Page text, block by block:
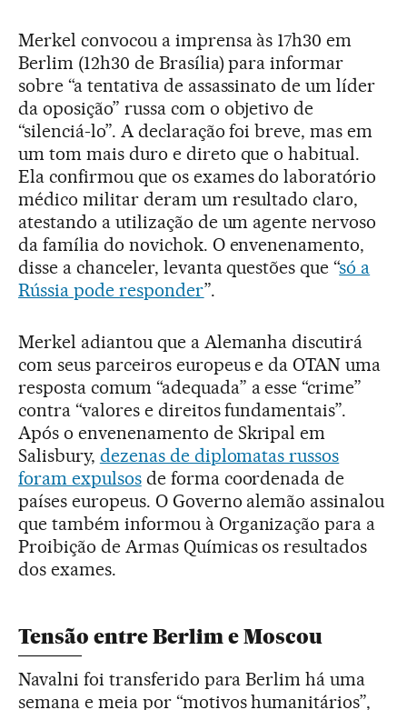
Merkel convocou a imprensa às 17h30 em
Berlim (12h30 de Brasília) para informar
sobre “a tentativa de assassinato de um líder
da oposição” russa com o objetivo de
“silenciá-lo”. A declaração foi breve, mas em
um tom mais duro e direto que o habitual.
Ela confirmou que os exames do laboratório
médico militar deram um resultado claro,
atestando a utilização de um agente nervoso
da família do novichok. O envenenamento,
disse a chanceler, levanta questões que “só a
Rússia pode responder”.
Merkel adiantou que a Alemanha discutirá
com seus parceiros europeus e da OTAN uma
resposta comum “adequada” a esse “crime”
contra “valores e direitos fundamentais”.
Após o envenenamento de Skripal em
Salisbury, dezenas de diplomatas russos
foram expulsosde forma coordenada de
países europeus. O Governo alemão assinalou
que também informou à Organização para a
Proibição de Armas Químicas os resultados
dos exames.
Tensão entre Berlim e Moscou
Navalni foi transferido para Berlim há uma
semana e meia por “motivos humanitários”,